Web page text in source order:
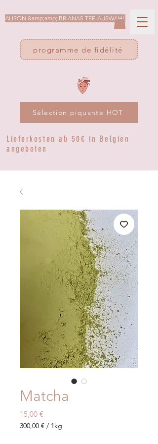
ALISON &amp;amp; BRIANAS TEE-AUSWAHL
programme de fidélité
Sélection piquante HOT
Lieferkosten ab 50€ in Belgien
angeboten
Matcha
15,00 €Preis
300,00 € / 1kg